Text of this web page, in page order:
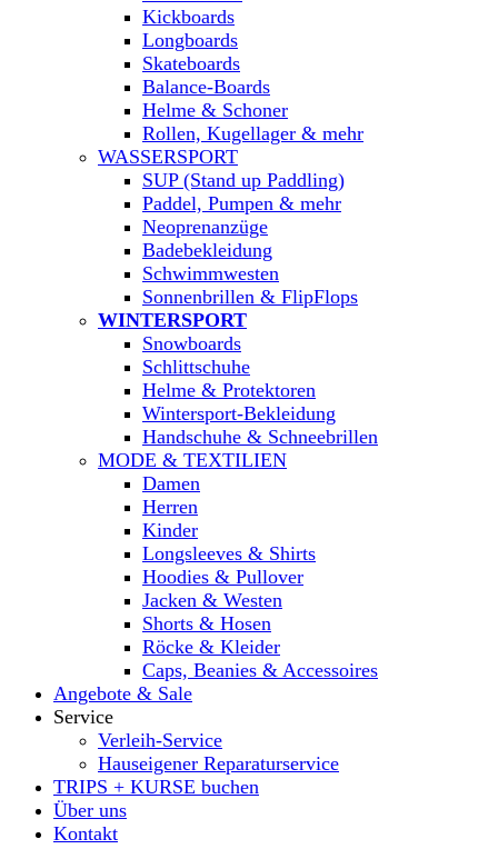
Kickboards
Longboards
Skateboards
Balance-Boards
Helme & Schoner
Rollen, Kugellager & mehr
WASSERSPORT
SUP (Stand up Paddling)
Paddel, Pumpen & mehr
Neoprenanzüge
Badebekleidung
Schwimmwesten
Sonnenbrillen & FlipFlops
WINTERSPORT
Snowboards
Schlittschuhe
Helme & Protektoren
Wintersport-Bekleidung
Handschuhe & Schneebrillen
MODE & TEXTILIEN
Damen
Herren
Kinder
Longsleeves & Shirts
Hoodies & Pullover
Jacken & Westen
Shorts & Hosen
Röcke & Kleider
Caps, Beanies & Accessoires
Angebote & Sale
Service
Verleih-Service
Hauseigener Reparaturservice
TRIPS + KURSE buchen
Über uns
Kontakt